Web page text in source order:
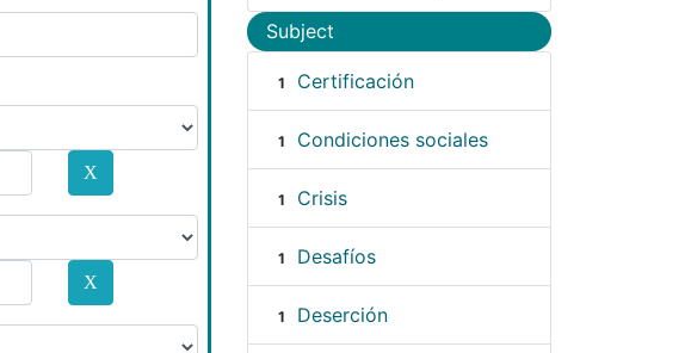
Subject
1 Certificación
1 Condiciones sociales
1 Crisis
1 Desafíos
1 Deserción